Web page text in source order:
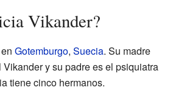
Vikander?
Gotemburgo, Suecia. Su madre
y su padre es el psiquiatra
tiene cinco hermanos.